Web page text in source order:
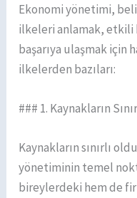
Ekonomi yönetimi,
ilkeleri anlamak, etkili
başarıya ulaşmak için
ilkelerden bazıları:
### 1. Kaynakların
Kaynakların sınırlı
yönetiminin temel
bireylerdeki hem de